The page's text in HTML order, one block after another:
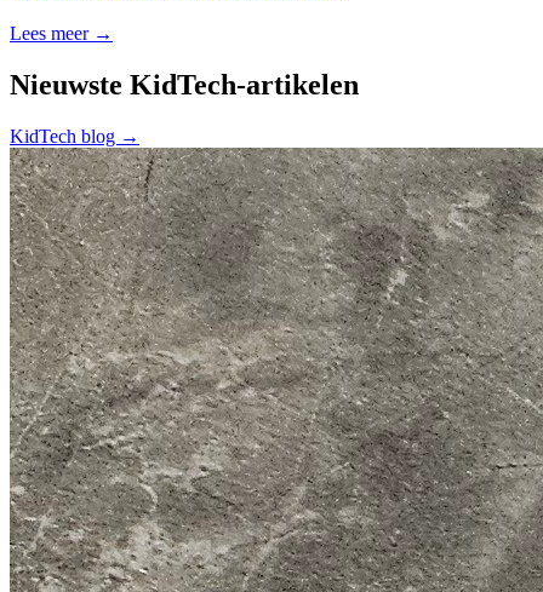
Lees meer →
Nieuwste KidTech-artikelen
KidTech blog →